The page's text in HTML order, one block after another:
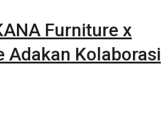
Furniture x
Adakan Kolaborasi